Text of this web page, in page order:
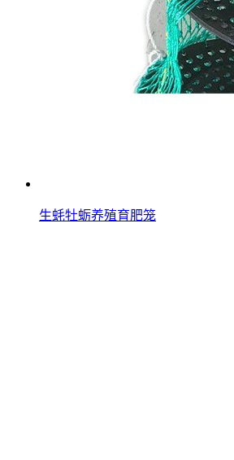
生蚝牡蛎养殖育肥笼